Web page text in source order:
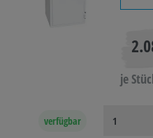
je
verfügbar